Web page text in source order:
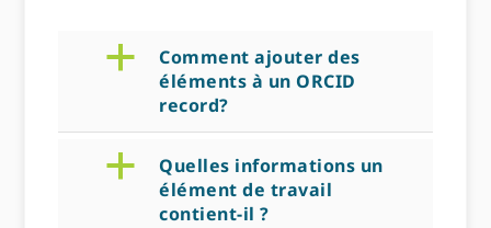
a
Comment ajouter des
éléments à un ORCID
record?
a
Quelles informations un
élément de travail
contient-il ?